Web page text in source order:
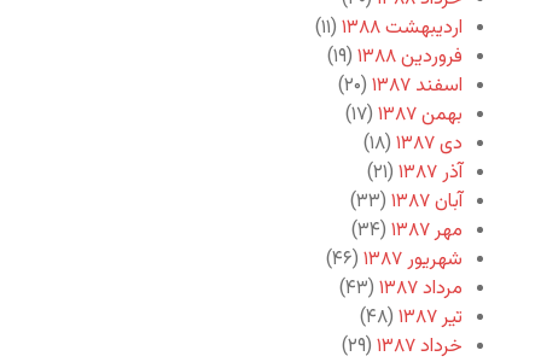
اردیبهشت ۱۳۸۸
(۱۱)
فروردین ۱۳۸۸
(۱۹)
اسفند ۱۳۸۷
(۲۰)
بهمن ۱۳۸۷
(۱۷)
دی ۱۳۸۷
(۱۸)
آذر ۱۳۸۷
(۲۱)
آبان ۱۳۸۷
(۳۳)
مهر ۱۳۸۷
(۳۴)
شهریور ۱۳۸۷
(۴۶)
مرداد ۱۳۸۷
(۴۳)
تیر ۱۳۸۷
(۴۸)
خرداد ۱۳۸۷
(۲۹)